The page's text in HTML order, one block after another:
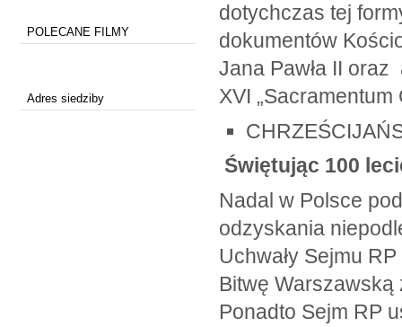
POLECANE FILMY
Adres siedziby
dotychczas tej
dokumentów
Jana Pawła II
XVI „Sacramentum
Świętując 100
Nadal w Polsce
odzyskania
Uchwały Sejmu
Bitwę Warszawską
Ponadto Sejm RP